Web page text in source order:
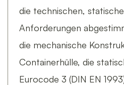
die technischen,
Anforderungen
die mechanische
Containerhülle, die
Eurocode 3 (DIN EN